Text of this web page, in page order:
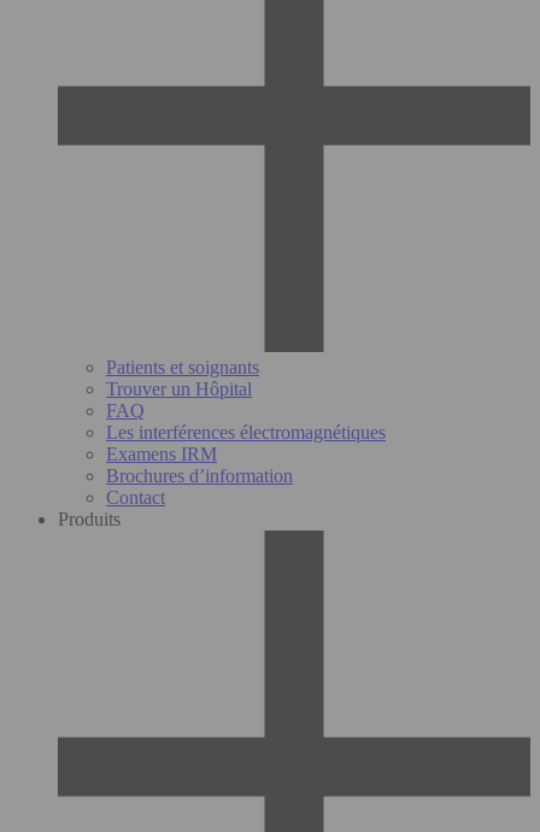
Patients et soignants
Trouver un Hôpital
FAQ
Les interférences électromagnétiques
Examens IRM
Brochures d’information
Contact
Produits